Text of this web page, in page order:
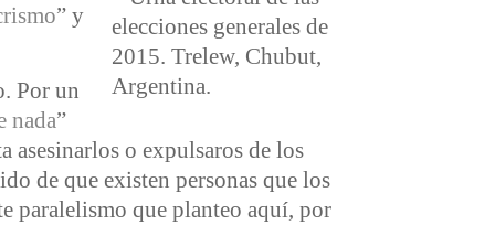
” y
Por un
nada”
asesinarlos o expulsaros de los
de que existen personas que los
paralelismo que planteo aquí, por